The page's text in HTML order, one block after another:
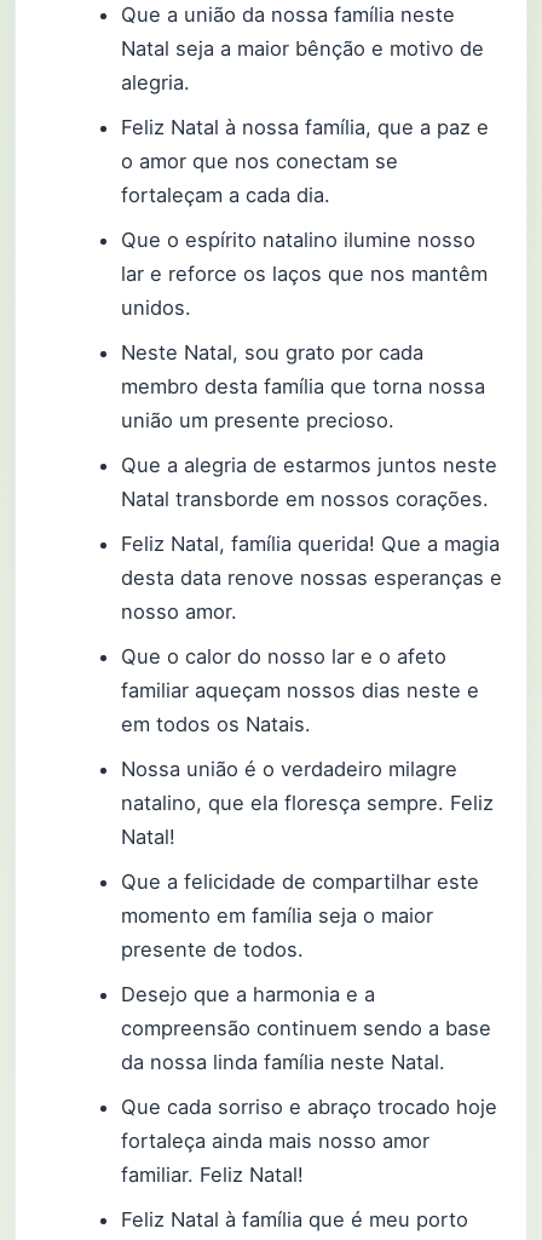
Que a união da nossa família neste
Natal seja a maior bênção e motivo de
alegria.
Feliz Natal à nossa família, que a paz e
o amor que nos conectam se
fortaleçam a cada dia.
Que o espírito natalino ilumine nosso
lar e reforce os laços que nos mantêm
unidos.
Neste Natal, sou grato por cada
membro desta família que torna nossa
união um presente precioso.
Que a alegria de estarmos juntos neste
Natal transborde em nossos corações.
Feliz Natal, família querida! Que a magia
desta data renove nossas esperanças e
nosso amor.
Que o calor do nosso lar e o afeto
familiar aqueçam nossos dias neste e
em todos os Natais.
Nossa união é o verdadeiro milagre
natalino, que ela floresça sempre. Feliz
Natal!
Que a felicidade de compartilhar este
momento em família seja o maior
presente de todos.
Desejo que a harmonia e a
compreensão continuem sendo a base
da nossa linda família neste Natal.
Que cada sorriso e abraço trocado hoje
fortaleça ainda mais nosso amor
familiar. Feliz Natal!
Feliz Natal à família que é meu porto